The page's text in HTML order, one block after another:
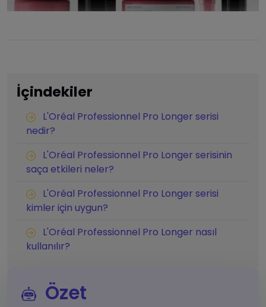
İçindekiler
L'Oréal Professionnel Pro Longer serisi
nedir?
L'Oréal Professionnel Pro Longer serisinin
saça etkileri neler?
L'Oréal Professionnel Pro Longer serisi
kimler için uygun?
L'Oréal Professionnel Pro Longer nasıl
kullanılır?
Özet